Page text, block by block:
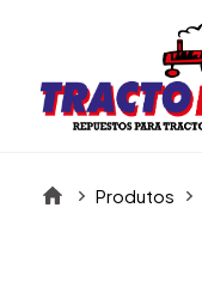
Produtos